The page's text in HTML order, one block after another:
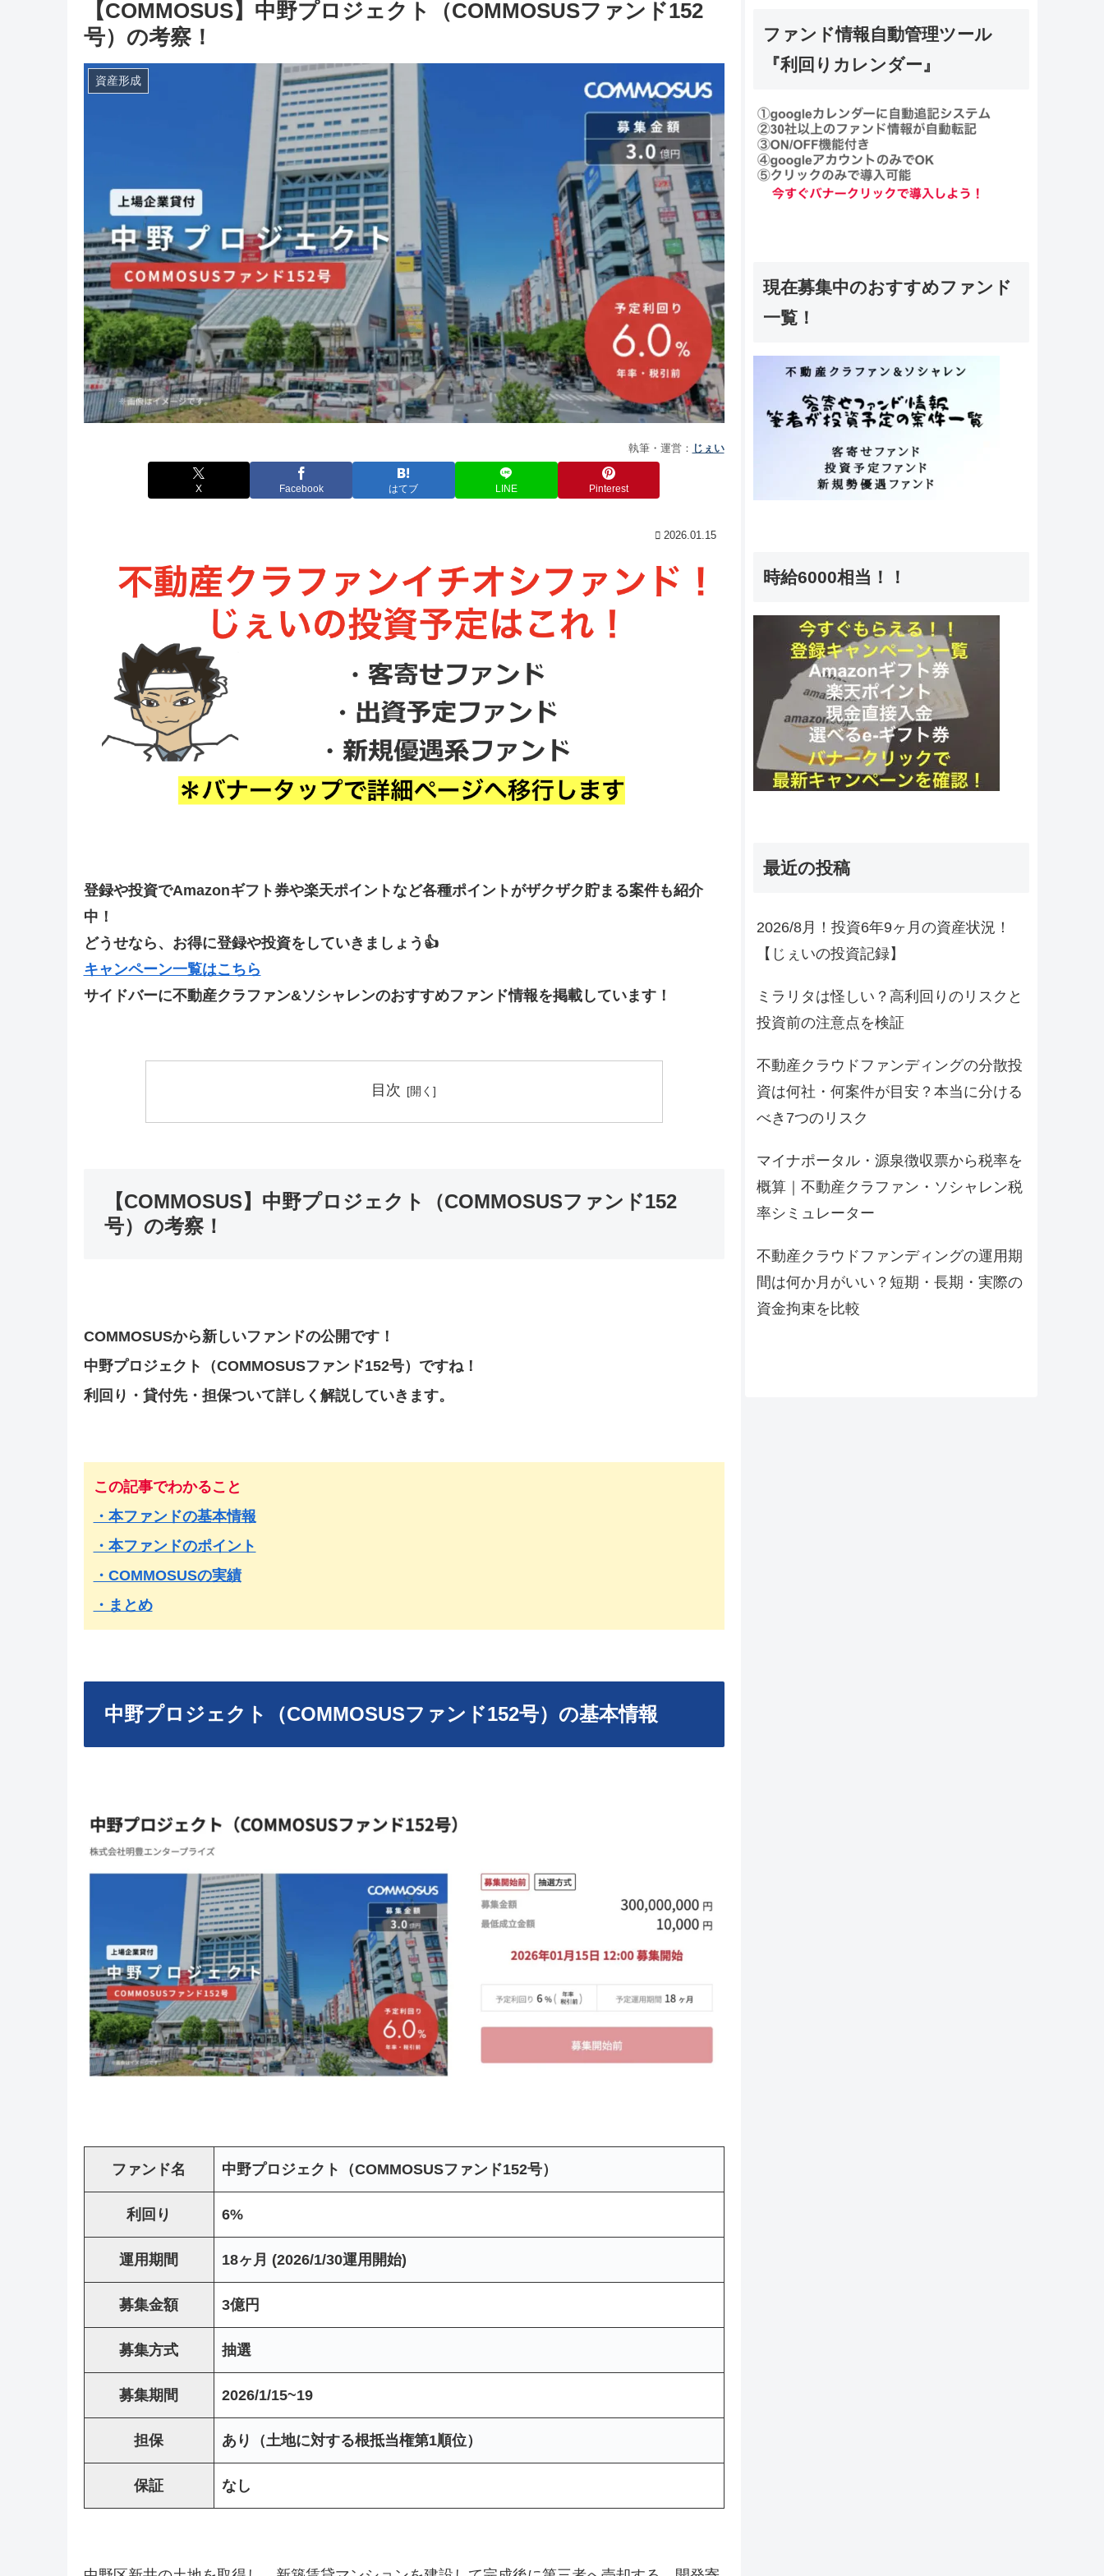
【COMMOSUS】中野プロジェクト（COMMOSUSファンド152
号）の考察！
資産形成
執筆・運営： じぇい
X Facebook はてブ LINE Pinterest
2026.01.15
登録や投資でAmazonギフト券や楽天ポイントなど各種ポイントがザクザク貯まる案件も紹介
中！
どうせなら、お得に登録や投資をしていきましょう👍
キャンペーン一覧はこちら
サイドバーに不動産クラファン&ソシャレンのおすすめファンド情報を掲載しています！
目次
【COMMOSUS】中野プロジェクト（COMMOSUSファンド152
号）の考察！
COMMOSUSから新しいファンドの公開です！
中野プロジェクト（COMMOSUSファンド152号） ですね！
利回り・貸付先・担保ついて詳しく解説していきます。
この記事でわかること
・本ファンドの基本情報
・本ファンドのポイント
・COMMOSUSの実績
・まとめ
中野プロジェクト（COMMOSUSファンド152号）の基本情報
ファンド名 中野プロジェクト（COMMOSUSファンド152号）
利回り 6%
運用期間 18ヶ月 (2026/1/30運用開始)
募集金額 3億円
募集方式 抽選
募集期間 2026/1/15~19
担保 あり（土地に対する根抵当権第1順位）
保証 なし
ファンド情報自動管理ツール
『利回りカレンダー』
現在募集中のおすすめファンド
一覧！
時給6000相当！！
最近の投稿
2026/8月！投資6年9ヶ月の資産状況！
【じぇいの投資記録】
ミラリタは怪しい？高利回りのリスクと
投資前の注意点を検証
不動産クラウドファンディングの分散投
資は何社・何案件が目安？本当に分ける
べき7つのリスク
マイナポータル・源泉徴収票から税率を
概算｜不動産クラファン・ソシャレン税
率シミュレーター
不動産クラウドファンディングの運用期
間は何か月がいい？短期・長期・実際の
資金拘束を比較